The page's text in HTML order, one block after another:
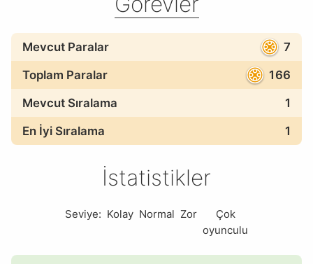
Mevcut Paralar
7
Toplam Paralar
166
Mevcut Sıralama
1
En İyi Sıralama
1
İstatistikler
Seviye: Kolay Normal Zor
Çok
oyunculu